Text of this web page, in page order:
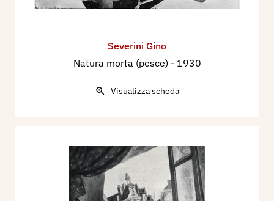
Severini Gino
Natura morta (pesce) - 1930
Visualizza scheda